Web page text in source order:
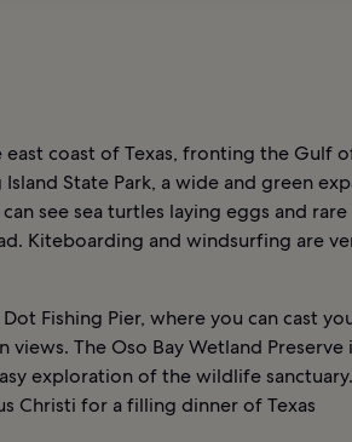
east coast of Texas, fronting the Gulf
State Park, a wide and green
see sea turtles laying eggs and rare
Kiteboarding and windsurfing are
Fishing Pier, where you can cast
The Oso Bay Wetland Preserve
exploration of the wildlife sanctuary.
Christi for a filling dinner of Texas